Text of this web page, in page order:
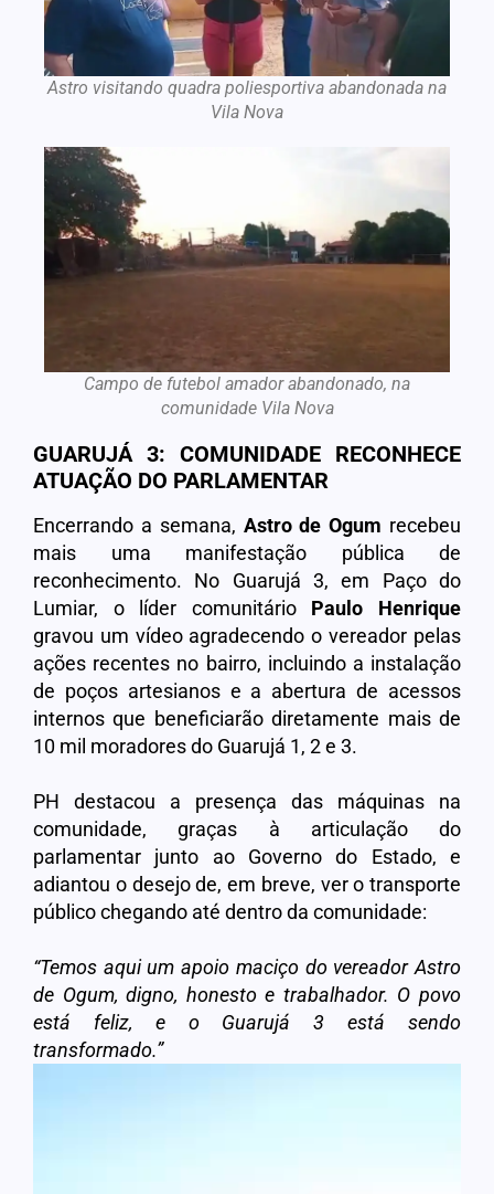
Astro visitando quadra poliesportiva abandonada na
Vila Nova
Campo de futebol amador abandonado, na
comunidade Vila Nova
GUARUJÁ 3: COMUNIDADE RECONHECE
ATUAÇÃO DO PARLAMENTAR
Encerrando a semana, Astro de Ogum recebeu
mais uma manifestação pública de
reconhecimento. No Guarujá 3, em Paço do
Lumiar, o líder comunitário Paulo Henrique
gravou um vídeo agradecendo o vereador pelas
ações recentes no bairro, incluindo a instalação
de poços artesianos e a abertura de acessos
internos que beneficiarão diretamente mais de
10 mil moradores do Guarujá 1, 2 e 3.
PH destacou a presença das máquinas na
comunidade, graças à articulação do
parlamentar junto ao Governo do Estado, e
adiantou o desejo de, em breve, ver o transporte
público chegando até dentro da comunidade:
“Temos aqui um apoio maciço do vereador Astro
de Ogum, digno, honesto e trabalhador. O povo
está feliz, e o Guarujá 3 está sendo
transformado.”